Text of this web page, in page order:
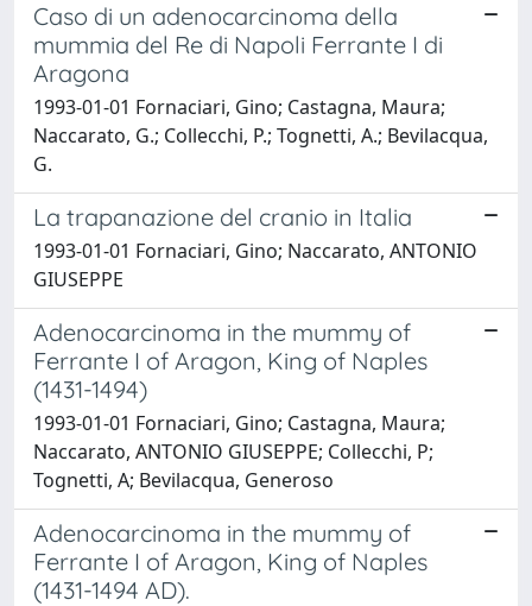
Caso di un adenocarcinoma della
mummia del Re di Napoli Ferrante I di
Aragona
1993-01-01 Fornaciari, Gino; Castagna, Maura;
Naccarato, G.; Collecchi, P.; Tognetti, A.; Bevilacqua,
G.
La trapanazione del cranio in Italia
1993-01-01 Fornaciari, Gino; Naccarato, ANTONIO
GIUSEPPE
Adenocarcinoma in the mummy of
Ferrante I of Aragon, King of Naples
(1431-1494)
1993-01-01 Fornaciari, Gino; Castagna, Maura;
Naccarato, ANTONIO GIUSEPPE; Collecchi, P;
Tognetti, A; Bevilacqua, Generoso
Adenocarcinoma in the mummy of
Ferrante I of Aragon, King of Naples
(1431-1494 AD).